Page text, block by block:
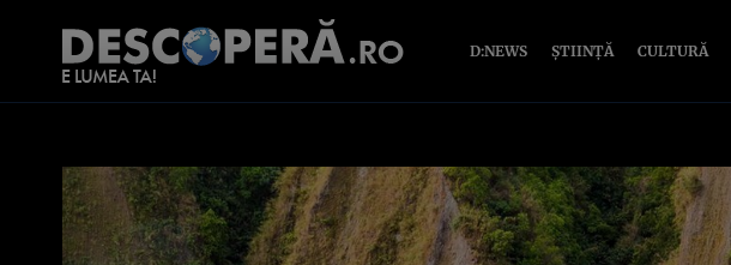
D:NEWS ȘTIINȚĂ CULTURĂ